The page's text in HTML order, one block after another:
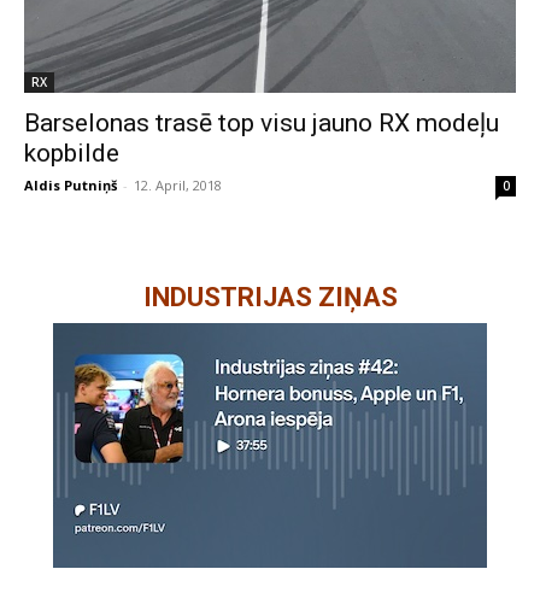
RX
Barselonas trasē top visu jauno RX modeļu
kopbilde
Aldis Putniņš - 12. April, 2018 0
INDUSTRIJAS ZIŅAS